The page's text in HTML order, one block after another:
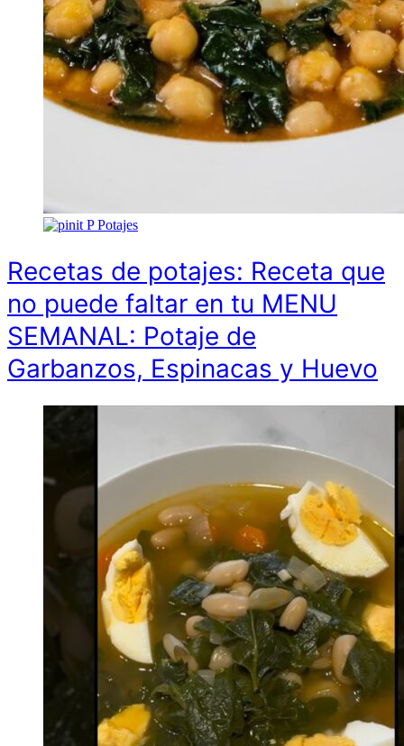
P Potajes
Recetas de potajes: Receta que
no puede faltar en tu MENU
SEMANAL: Potaje de
Garbanzos, Espinacas y Huevo